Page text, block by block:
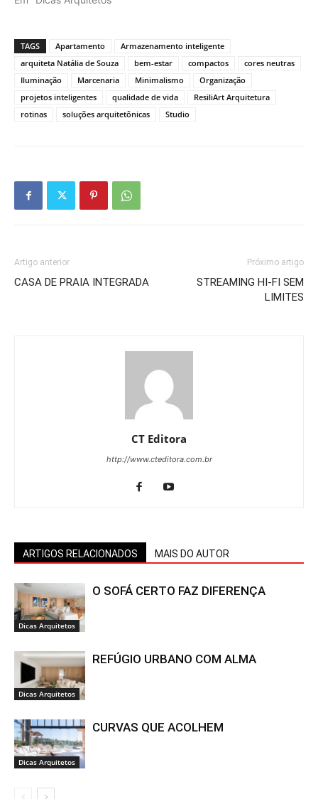
TAGS Apartamento
Armazenamento inteligente
arquiteta Natália de Souza
bem-estar compactos
cores neutras
Iluminação
Marcenaria Minimalismo
Organização
projetos inteligentes
qualidade de vida
ResiliArt Arquitetura
rotinas
soluções arquitetônicas Studio
Artigo anterior
CASA DE PRAIA INTEGRADA
Próximo artigo
STREAMING HI-FI SEM
LIMITES
CT Editora
http://www.cteditora.com.br
ARTIGOS RELACIONADOS MAIS DO AUTOR
Dicas Arquitetos
O SOFÁ CERTO FAZ DIFERENÇA
Dicas Arquitetos
REFÚGIO URBANO COM ALMA
Dicas Arquitetos
CURVAS QUE ACOLHEM